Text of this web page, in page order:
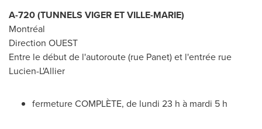
A-720 (TUNNELS VIGER ETVILLE-MARIE)
Montréal
Direction OUEST
Entre le début de l'autoroute (rue Panet) et l'entrée rue
Lucien-L'Allier
fermeture COMPLÈTE, de lundi 23 h à mardi 5 h